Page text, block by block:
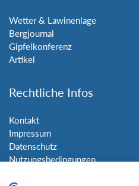
Wetter & Lawinenlage
Bergjournal
Gipfelkonferenz
Artikel
Rechtliche Infos
Kontakt
Impressum
Datenschutz
Nutzungsbedingungen